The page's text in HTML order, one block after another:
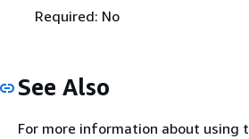
Required: No
See Also
For more information about using